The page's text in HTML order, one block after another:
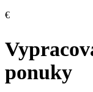
€
ponuky